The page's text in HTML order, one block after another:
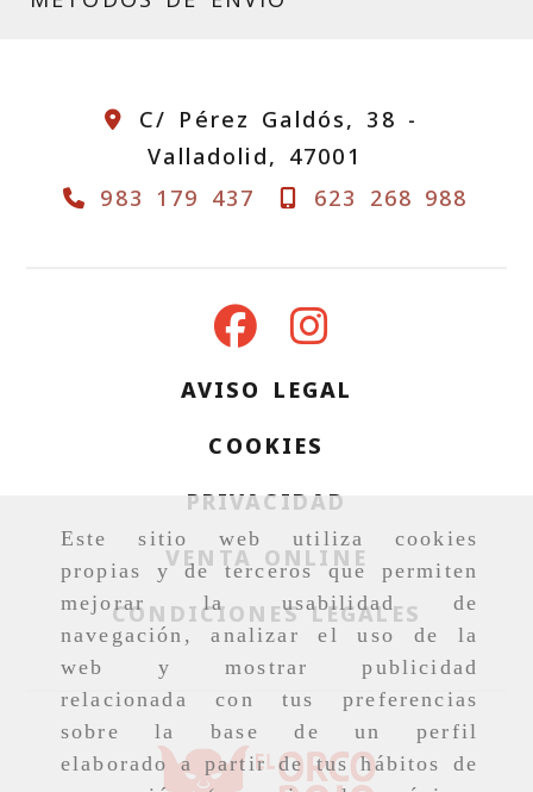
Este sitio web utiliza cookies
propias y de terceros que permiten
mejorar la usabilidad de
navegación, analizar el uso de la
web y mostrar publicidad
relacionada con tus preferencias
sobre la base de un perfil
elaborado a partir de tus hábitos de
C/ Pérez Galdós, 38 -
Valladolid, 47001
983 179 437
623 268 988
AVISO LEGAL
COOKIES
PRIVACIDAD
VENTA ONLINE
CONDICIONES LEGALES